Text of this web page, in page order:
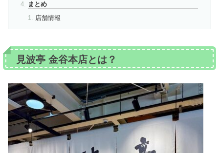
まとめ
店舗情報
見波亭 金谷本店とは？